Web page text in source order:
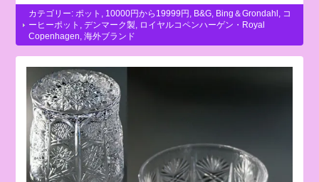
カテゴリー: ポット 10000円から19999円 B&G Bing＆Grondahl
コ
ーヒーポット
,デンマーク製
ロイヤルコペンハーゲン・Royal
Copenhagen ,海外ブランド